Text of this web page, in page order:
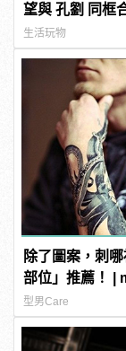
望與 孔劉 同框
生活玩物
除了圖案，刺
部位」推薦！ |
型男Care